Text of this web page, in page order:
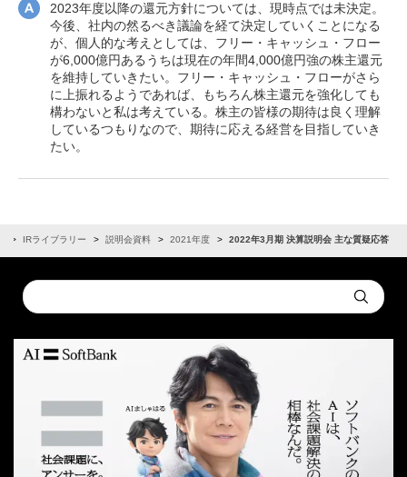
2023年度以降の還元方針については、現時点では未決定。
今後、社内の然るべき議論を経て決定していくことになる
が、個人的な考えとしては、フリー・キャッシュ・フロー
が6,000億円あるうちは現在の年間4,000億円強の株主還元
を維持していきたい。フリー・キャッシュ・フローがさら
に上振れるようであれば、もちろん株主還元を強化しても
構わないと私は考えている。株主の皆様の期待は良く理解
しているつもりなので、期待に応える経営を目指していき
たい。
IRライブラリー 説明会資料 2021年度 2022年3月期 決算説明会 主な質疑応答
Conduct
a
Submit